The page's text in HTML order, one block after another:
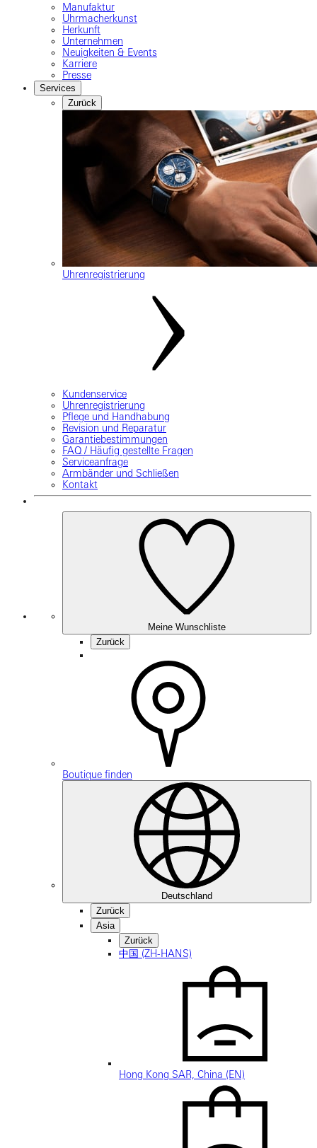
Manufaktur
Uhrmacherkunst
Herkunft
Unternehmen
Neuigkeiten & Events
Karriere
Presse
Services
Zurück
Uhrenregistrierung
Kundenservice
Uhrenregistrierung
Pflege und Handhabung
Revision und Reparatur
Garantiebestimmungen
FAQ / Häufig gestellte Fragen
Serviceanfrage
Armbänder und Schließen
Kontakt
Meine Wunschliste
Zurück
Boutique finden
Deutschland
Zurück
Asia
Zurück
中国 (ZH-HANS)
Hong Kong SAR, China (EN)